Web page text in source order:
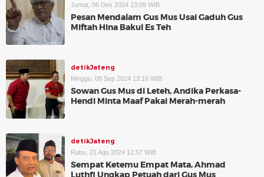
Jumat, 06 Des 2024 13:09 WIB
Pesan Mendalam Gus Mus Usai Gaduh Gus
Miftah Hina Bakul Es Teh
detikJateng
Minggu, 08 Sep 2024 13:16 WIB
Sowan Gus Mus di Leteh, Andika Perkasa-
Hendi Minta Maaf Pakai Merah-merah
detikJateng
Rabu, 21 Agu 2024 12:57 WIB
Sempat Ketemu Empat Mata, Ahmad
Luthfi Ungkap Petuah dari Gus Mus